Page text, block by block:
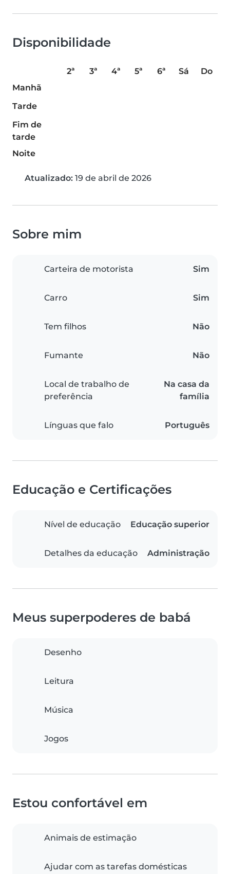
Disponibilidade
2ª 3ª 4ª 5ª 6ª Sá
Do
Manhã
Tarde
Fim de
tarde
Noite
Atualizado: 19 de abril de 2026
Sobre mim
Carteira de motorista Sim
Carro Sim
Tem filhos Não
Fumante Não
Local de trabalho de
preferência
Na casa da
família
Línguas que falo Português
Educação e Certificações
Nível de educação Educação superior
Detalhes da educação Administração
Meus superpoderes de babá
Desenho
Leitura
Música
Jogos
Estou confortável em
Animais de estimação
Ajudar com as tarefas domésticas